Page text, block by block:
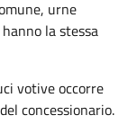
urne
la stessa
votive occorre
concessionario.